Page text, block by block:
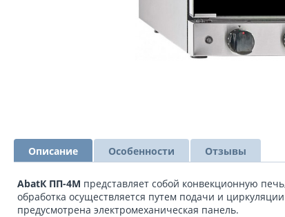
Описание Особенности Отзывы
AbatК ПП-4М представляет собой конвекционную
обработка осуществляется путем подачи и
предусмотрена электромеханическая панель.